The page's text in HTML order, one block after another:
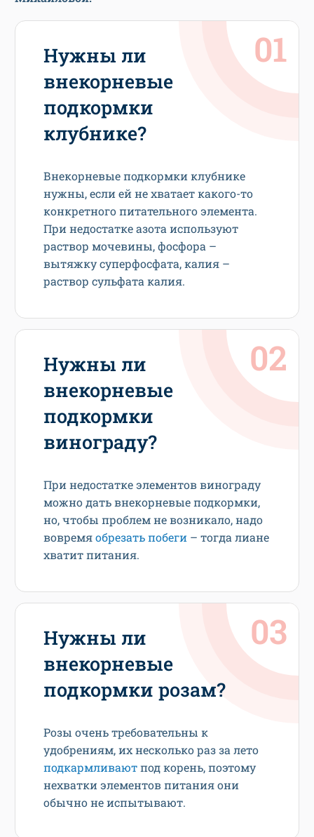
Нужны ли
внекорневые
подкормки
клубнике?
Внекорневые подкормки клубнике
нужны, если ей не хватает какого-то
конкретного питательного элемента.
При недостатке азота используют
раствор мочевины, фосфора –
вытяжку суперфосфата, калия –
раствор сульфата калия.
Нужны ли
внекорневые
подкормки
винограду?
При недостатке элементов винограду
можно дать внекорневые подкормки,
но, чтобы проблем не возникало, надо
вовремяобрезать побеги – тогда лиане
хватит питания.
Нужны ли
внекорневые
подкормки розам?
Розы очень требовательны к
удобрениям, их несколько раз за лето
подкармливаютпод корень, поэтому
нехватки элементов питания они
обычно не испытывают.